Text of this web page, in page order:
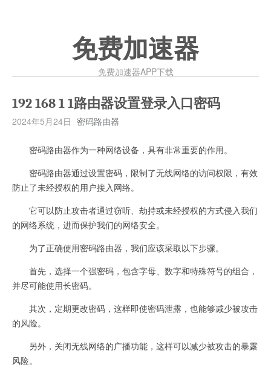
免费加速器
免费加速器APP下载
192 168 1 1路由器设置登录入口密码
2024年5月24日 密码路由器
密码路由器作为一种网络设备，具有非常重要的作用。
密码路由器通过设置密码，限制了无线网络的访问权限，有效
防止了未经授权的用户接入网络。
它可以防止攻击者通过窃听、劫持或未经授权的方式侵入我们
的网络系统，进而保护我们的网络安全。
为了正确使用密码路由器，我们应该采取以下步骤。
首先，选择一个强密码，包含字母、数字和特殊符号的组合，
并尽可能使用长密码。
其次，定期更改密码，这样即使密码泄露，也能够减少被攻击
的风险。
另外，关闭无线网络的广播功能，这样可以减少被攻击的暴露
风险。